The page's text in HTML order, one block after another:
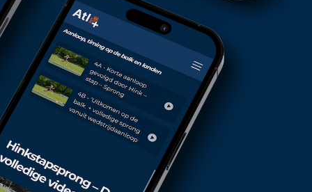
Heb je al een account? Log dan in